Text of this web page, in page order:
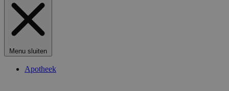
Menu sluiten
Apotheek